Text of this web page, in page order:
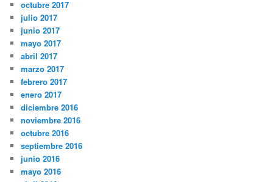
octubre 2017
julio 2017
junio 2017
mayo 2017
abril 2017
marzo 2017
febrero 2017
enero 2017
diciembre 2016
noviembre 2016
octubre 2016
septiembre 2016
junio 2016
mayo 2016